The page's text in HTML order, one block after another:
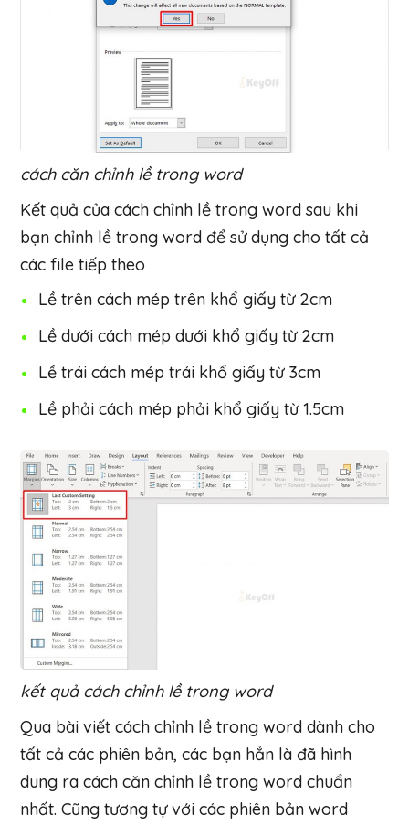
cách căn chỉnh lề trong word
Kết quả của cách chỉnh lề trong word sau khi
bạn chỉnh lề trong word để sử dụng cho tất cả
các file tiếp theo
Lề trên cách mép trên khổ giấy từ 2cm
Lề dưới cách mép dưới khổ giấy từ 2cm
Lề trái cách mép trái khổ giấy từ 3cm
Lề phải cách mép phải khổ giấy từ 1.5cm
kết quả cách chỉnh lề trong word
Qua bài viết cách chỉnh lề trong word dành cho
tất cả các phiên bản, các bạn hẳn là đã hình
dung ra cách căn chỉnh lề trong word chuẩn
nhất. Cũng tương tự với các phiên bản word